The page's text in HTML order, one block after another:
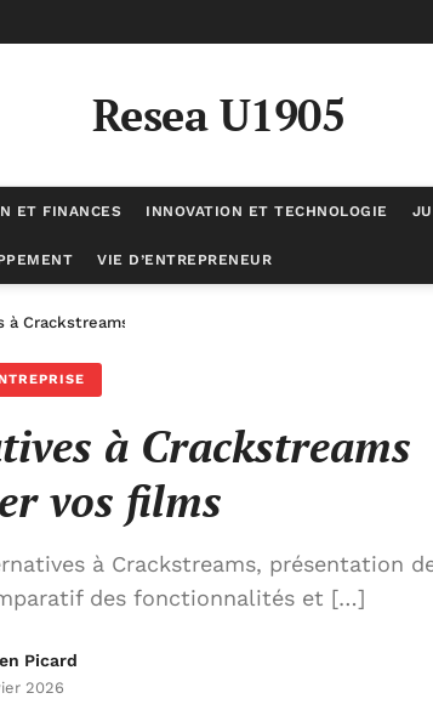
Resea U1905
ET FINANCES INNOVATION ET TECHNOLOGIE
VIE D’ENTREPRENEUR
Crackstreams pour streamer vos films
à Crackstreams
vos films
à Crackstreams, présentation
des fonctionnalités et […]
Picard
2026